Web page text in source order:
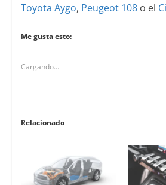
Toyota Aygo, Peugeot 108o el
Me gusta esto:
Cargando...
Relacionado